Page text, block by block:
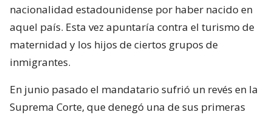
nacionalidad estadounidense por haber nacido en
aquel país. Esta vez apuntaría contra el turismo de
maternidad y los hijos de ciertos grupos de
inmigrantes.
En junio pasado el mandatario sufrió un revés en la
Suprema Corte, que denegó una de sus primeras